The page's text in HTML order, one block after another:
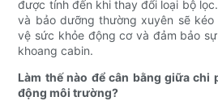
được tính đến khi thay đổi loại bộ
và bảo dưỡng thường xuyên sẽ
vệ sức khỏe động cơ và đảm bảo
khoang cabin.
Làm thế nào để cân bằng giữa chi
động môi trường?